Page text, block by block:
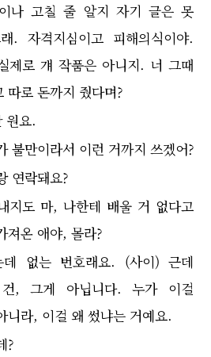
나 고칠 줄 알지 자기 글은 못
. 자격지심이고 피해의식이야.
제로 걔 작품은 아니지. 너 그때
따로 돈까지 줬다며?
원요.
불만이라서 이런 거까지 쓰겠어?
연락돼요?
지도 마, 나한테 배울 거 없다고
져온 애야, 몰라?
데 없는 번호래요. (사이) 근데
, 그게 아닙니다. 누가 이걸
니라, 이걸 왜 썼냐는 거예요.
?